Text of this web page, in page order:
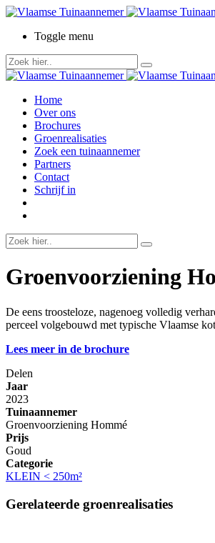
Toggle menu
Home
Over ons
Brochures
Groenrealisaties
Zoek een tuinaannemer
Partners
Contact
Schrijf in
Groenvoorziening
De eens troosteloze, nagenoeg volledig
perceel volgebouwd met typische Vlaamse
Lees meer in de brochure
Delen
Jaar
2023
Tuinaannemer
Groenvoorziening Hommé
Prijs
Goud
Categorie
KLEIN < 250m²
Gerelateerde groenrealisaties